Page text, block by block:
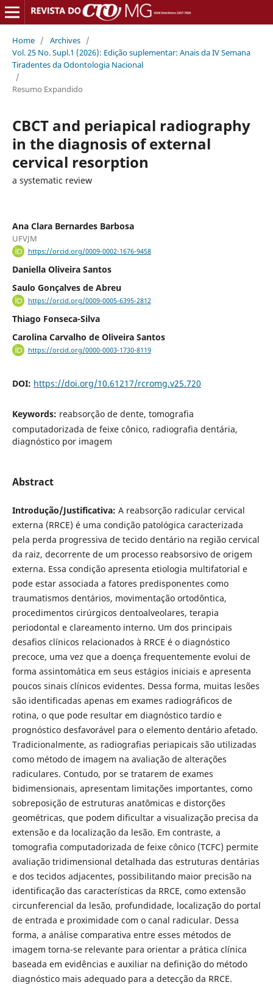
Home / Archives /
Vol. 25 No. Supl.1 (2026): Edição suplementar: Anais da IV Semana
Tiradentes da Odontologia Nacional
/
Resumo Expandido
CBCT and periapical radiography
in the diagnosis of external
cervical resorption
a systematic review
Ana Clara Bernardes Barbosa
UFVJM
https://orcid.org/0009-0002-1676-9458
Daniella Oliveira Santos
Saulo Gonçalves de Abreu
https://orcid.org/0009-0005-6395-2812
Thiago Fonseca-Silva
Carolina Carvalho de Oliveira Santos
https://orcid.org/0000-0003-1730-8119
DOI: https://doi.org/10.61217/rcromg.v25.720
Keywords: reabsorção de dente, tomografia
computadorizada de feixe cônico, radiografia dentária,
diagnóstico por imagem
Abstract
Introdução/Justificativa: A reabsorção radicular cervical
externa (RRCE) é uma condição patológica caracterizada
pela perda progressiva de tecido dentário na região cervical
da raiz, decorrente de um processo reabsorsivo de origem
externa. Essa condição apresenta etiologia multifatorial e
pode estar associada a fatores predisponentes como
traumatismos dentários, movimentação ortodôntica,
procedimentos cirúrgicos dentoalveolares, terapia
periodontal e clareamento interno. Um dos principais
desafios clínicos relacionados à RRCE é o diagnóstico
precoce, uma vez que a doença frequentemente evolui de
forma assintomática em seus estágios iniciais e apresenta
poucos sinais clínicos evidentes. Dessa forma, muitas lesões
são identificadas apenas em exames radiográficos de
rotina, o que pode resultar em diagnóstico tardio e
prognóstico desfavorável para o elemento dentário afetado.
Tradicionalmente, as radiografias periapicais são utilizadas
como método de imagem na avaliação de alterações
radiculares. Contudo, por se tratarem de exames
bidimensionais, apresentam limitações importantes, como
sobreposição de estruturas anatômicas e distorções
geométricas, que podem dificultar a visualização precisa da
extensão e da localização da lesão. Em contraste, a
tomografia computadorizada de feixe cônico (TCFC) permite
avaliação tridimensional detalhada das estruturas dentárias
e dos tecidos adjacentes, possibilitando maior precisão na
identificação das características da RRCE, como extensão
circunferencial da lesão, profundidade, localização do portal
de entrada e proximidade com o canal radicular. Dessa
forma, a análise comparativa entre esses métodos de
imagem torna-se relevante para orientar a prática clínica
baseada em evidências e auxiliar na definição do método
diagnóstico mais adequado para a detecção da RRCE.